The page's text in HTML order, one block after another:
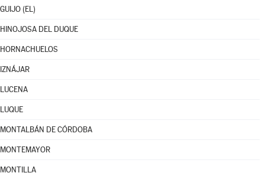
GUIJO (EL)
HINOJOSA DEL DUQUE
HORNACHUELOS
IZNÁJAR
LUCENA
LUQUE
MONTALBÁN DE CÓRDOBA
MONTEMAYOR
MONTILLA